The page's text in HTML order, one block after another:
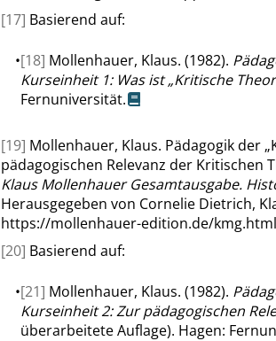
[17] Basierend auf:
•[18] Mollenhauer, Klaus. (1982).
Kurseinheit 1: Was ist„Kritische
Fernuniversität.
[19] Mollenhauer, Klaus. Pädagogik der „
pädagogischen Relevanz der Kritischen
Klaus Mollenhauer Gesamtausgabe.
Herausgegeben von Cornelie Dietrich,
https://mollenhauer-edition.de/
[20] Basierend auf:
•[21] Mollenhauer, Klaus. (1982).
Kurseinheit 2: Zur pädagogischen
überarbeitete Auflage). Hagen: